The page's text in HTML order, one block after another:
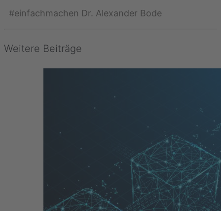
#einfachmachen Dr. Alexander Bode
Weitere Beiträge